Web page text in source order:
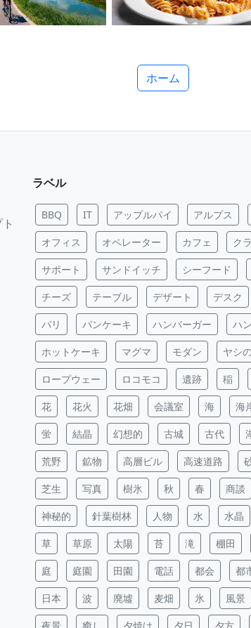
ホーム
ラベル
BBQ IT アップルパイ アルプス
オフィス オペレーター カフェ ク
サポート サンドイッチ シーフード
チーズ テーブル デザート デスク
パリ パンケーキ ハンバーガー ハ
ホットケーキ マグマ モダン ヤシ
ロープウェー ロコモコ 遺跡 稲
花 花火 花畑 会議室 海 海
蛍 結晶 幻想的 古城 古代
荒野 鉱物 高層ビル 高速道路
芝生 写真 樹氷 秋 春 商談
神秘的 針葉樹林 人物 水 水晶
草 草原 太陽 苔 滝 棚田
庭 庭園 田園 電話 都会 都
日本 波 廃墟 麦畑 氷 風景